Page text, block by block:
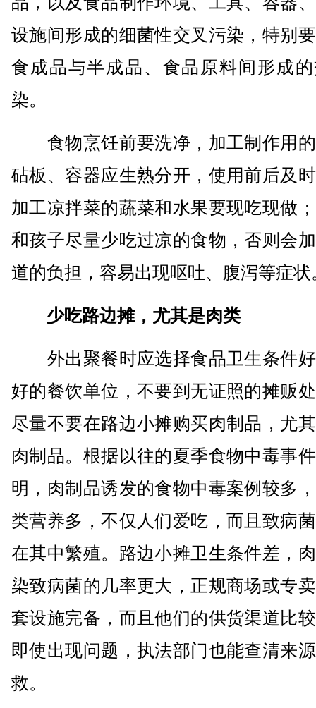
设施间形成的细菌性交叉污染，特别
食成品与半成品、食品原料间形成
染。
食物烹饪前要洗净，加工制作用
砧板、容器应生熟分开，使用前后及
加工凉拌菜的蔬菜和水果要现吃现做
和孩子尽量少吃过凉的食物，否则会
道的负担，容易出现呕吐、腹泻等症状
少吃路边摊，尤其是肉类
外出聚餐时应选择食品卫生条件
好的餐饮单位，不要到无证照的摊贩
尽量不要在路边小摊购买肉制品，尤
肉制品。根据以往的夏季食物中毒事
明，肉制品诱发的食物中毒案例较多
类营养多，不仅人们爱吃，而且致病
在其中繁殖。路边小摊卫生条件差，
染致病菌的几率更大，正规商场或专
套设施完备，而且他们的供货渠道比
即使出现问题，执法部门也能查清来
救。